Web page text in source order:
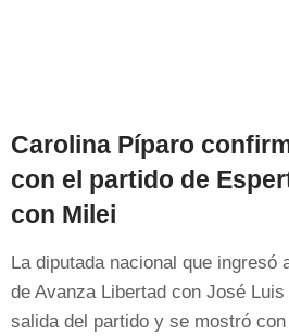
Carolina Píparo
con el partido de
con Milei
La diputada nacional que ingresó
de Avanza Libertad con José
salida del partido y se mostró